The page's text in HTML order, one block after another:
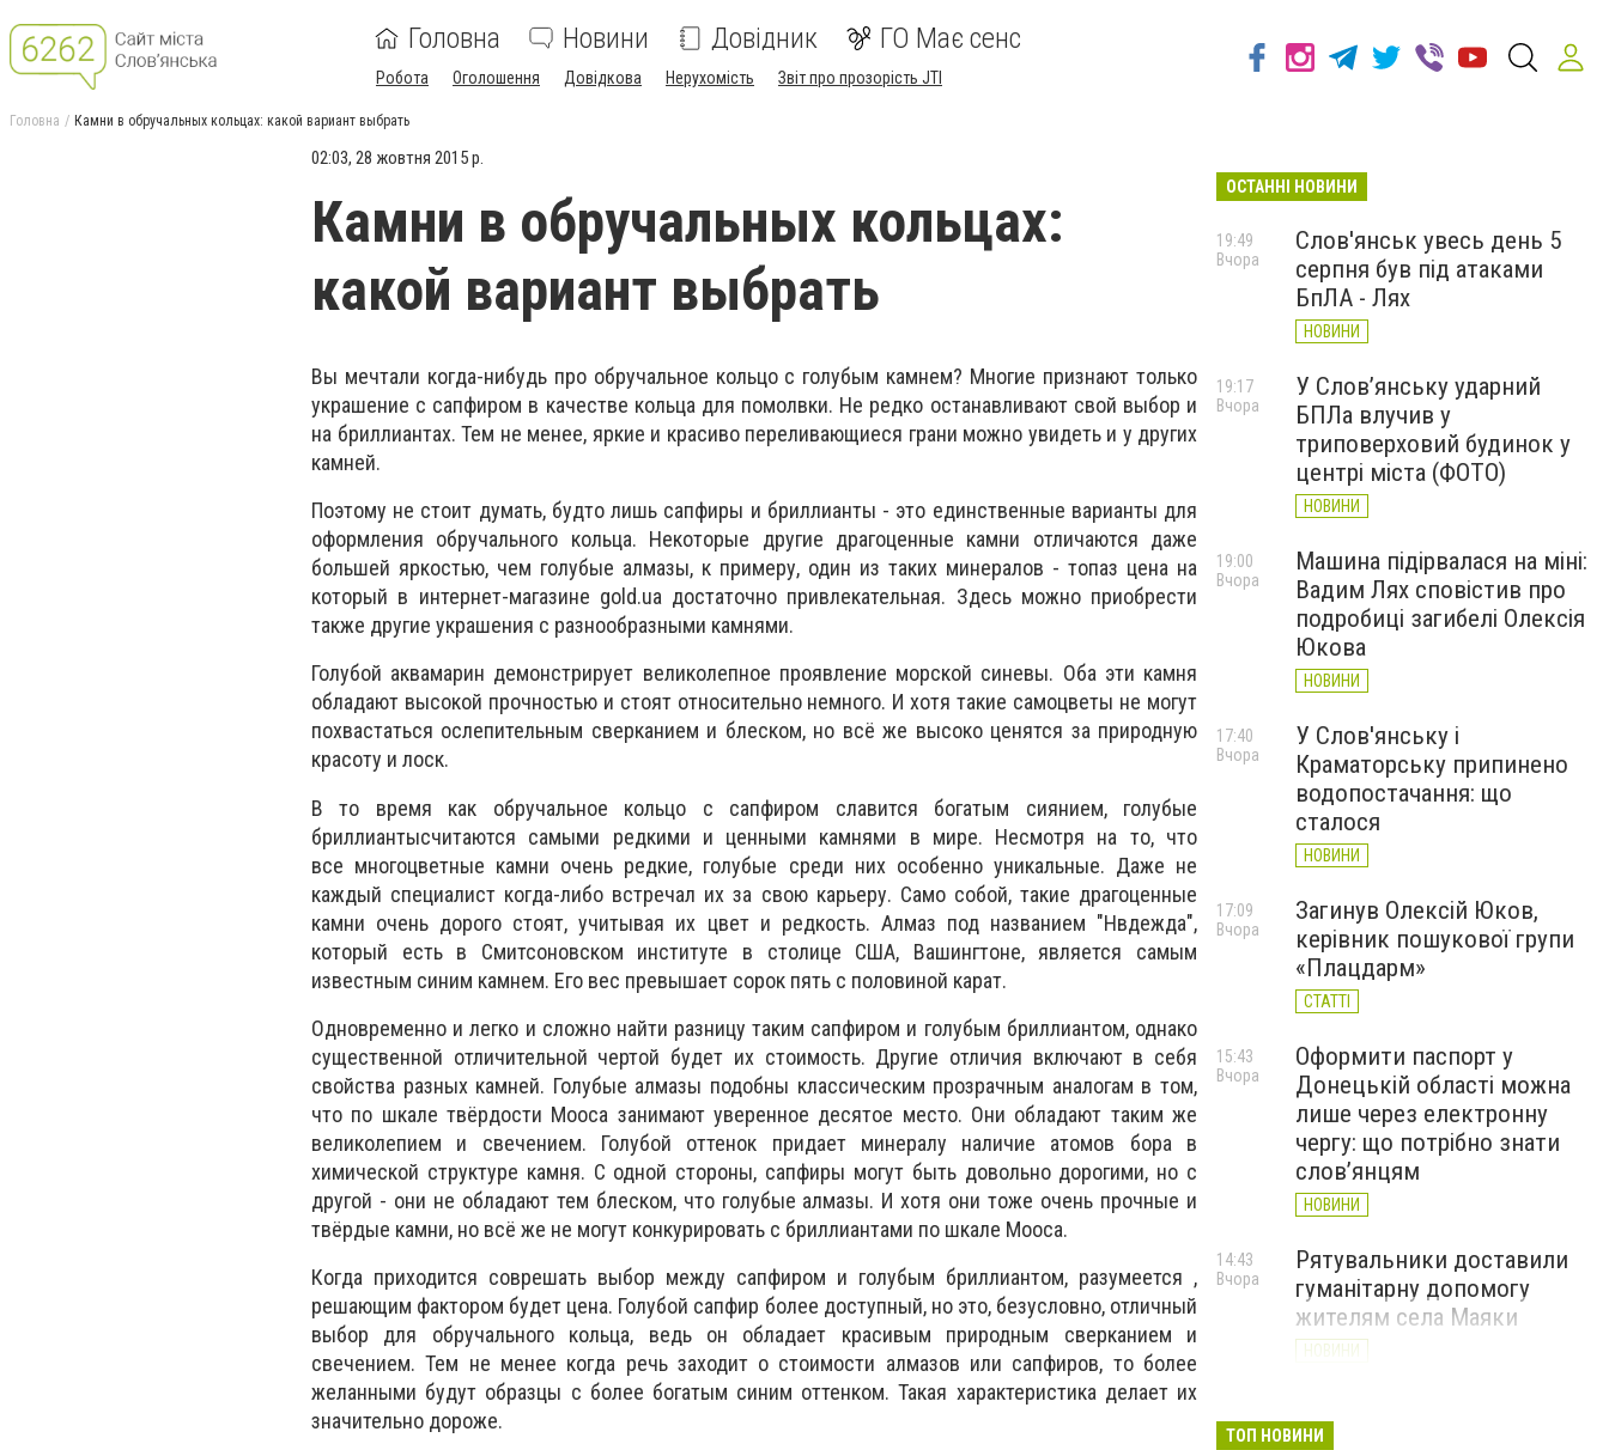
Головна Новини Довідник ГО Має сенс
Робота Оголошення Довідкова Нерухомість Звіт про прозорість JTI
Головна Камни в обручальных кольцах: какой вариант выбрать
02:03, 28 жовтня 2015 р.
Камни в обручальных кольцах:
какой вариант выбрать
Вы мечтали когда-нибудь про обручальное кольцо с голубым камнем? Многие признают только
украшение с сапфиром в качестве кольца для помолвки. Не редко останавливают свой выбор и
на бриллиантах. Тем не менее, яркие и красиво переливающиеся грани можно увидеть и у других
камней.
Поэтому не стоит думать, будто лишь сапфиры и бриллианты - это единственные варианты для
оформления обручального кольца. Некоторые другие драгоценные камни отличаются даже
большей яркостью, чем голубые алмазы, к примеру, один из таких минералов - топаз цена на
который в интернет-магазине gold.ua достаточно привлекательная. Здесь можно приобрести
также другие украшения с разнообразными камнями.
Голубой аквамарин демонстрирует великолепное проявление морской синевы. Оба эти камня
обладают высокой прочностью и стоят относительно немного. И хотя такие самоцветы не могут
похвастаться ослепительным сверканием и блеском, но всё же высоко ценятся за природную
красоту и лоск.
В то время как обручальное кольцо с сапфиром славится богатым сиянием, голубые
бриллиантысчитаются самыми редкими и ценными камнями в мире. Несмотря на то, что
все многоцветные камни очень редкие, голубые среди них особенно уникальные. Даже не
каждый специалист когда-либо встречал их за свою карьеру. Само собой, такие драгоценные
камни очень дорого стоят, учитывая их цвет и редкость. Алмаз под названием "Нвдежда",
который есть в Смитсоновском институте в столице США, Вашингтоне, является самым
известным синим камнем. Его вес превышает сорок пять с половиной карат.
Одновременно и легко и сложно найти разницу таким сапфиром и голубым бриллиантом, однако
существенной отличительной чертой будет их стоимость. Другие отличия включают в себя
свойства разных камней. Голубые алмазы подобны классическим прозрачным аналогам в том,
что по шкале твёрдости Мооса занимают уверенное десятое место. Они обладают таким же
великолепием и свечением. Голубой оттенок придает минералу наличие атомов бора в
химической структуре камня. С одной стороны, сапфиры могут быть довольно дорогими, но с
другой - они не обладают тем блеском, что голубые алмазы. И хотя они тоже очень прочные и
твёрдые камни, но всё же не могут конкурировать с бриллиантами по шкале Мооса.
Когда приходится соврешать выбор между сапфиром и голубым бриллиантом, разумеется ,
решающим фактором будет цена. Голубой сапфир более доступный, но это, безусловно, отличный
выбор для обручального кольца, ведь он обладает красивым природным сверканием и
свечением. Тем не менее когда речь заходит о стоимости алмазов или сапфиров, то более
желанными будут образцы с более богатым синим оттенком. Такая характеристика делает их
значительно дороже.
ОСТАННІ НОВИНИ
Слов'янськ увесь день 5
серпня був під атаками
БпЛА - Лях
НОВИНИ
19:49
Вчора
У Слов’янську ударний
БПЛа влучив у
триповерховий будинок у
центрі міста (ФОТО)
НОВИНИ
19:17
Вчора
Машина підірвалася на міні:
Вадим Лях сповістив про
подробиці загибелі Олексія
Юкова
НОВИНИ
19:00
Вчора
У Слов'янську і
Краматорську припинено
водопостачання: що
сталося
НОВИНИ
17:40
Вчора
Загинув Олексій Юков,
керівник пошукової групи
«Плацдарм»
СТАТТІ
17:09
Вчора
Оформити паспорт у
Донецькій області можна
лише через електронну
чергу: що потрібно знати
слов’янцям
НОВИНИ
15:43
Вчора
Рятувальники доставили
гуманітарну допомогу
жителям села Маяки
НОВИНИ
14:43
Вчора
онлайн-акція до Дня молоді
Вчора
ТОП НОВИНИ